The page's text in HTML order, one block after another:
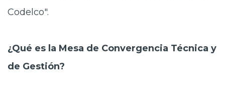
Codelco".
¿Qué es la Mesa de Convergencia Técnica y
de Gestión?